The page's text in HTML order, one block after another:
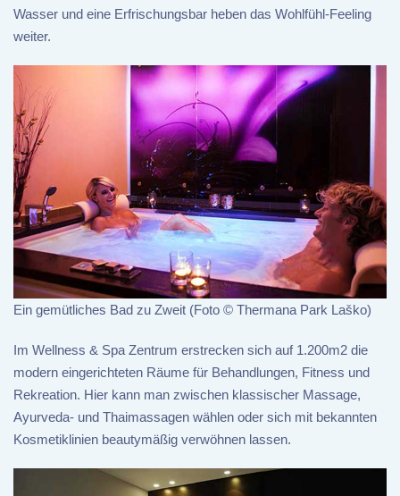
Wasser und eine Erfrischungsbar heben das Wohlfühl-Feeling
weiter.
Ein gemütliches Bad zu Zweit (Foto © Thermana Park Laško)
Im Wellness & Spa Zentrum erstrecken sich auf 1.200m2 die
modern eingerichteten Räume für Behandlungen, Fitness und
Rekreation. Hier kann man zwischen klassischer Massage,
Ayurveda- und Thaimassagen wählen oder sich mit bekannten
Kosmetiklinien beautymäßig verwöhnen lassen.